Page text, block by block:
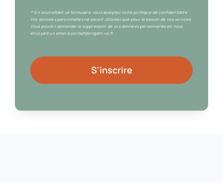
** En soumettant ce formulaire, vous acceptez notre politique de confidentialité.
Vos données personnelles ne seront utilisées que pour le besoin de nos services.
Vous pouvez demander la suppression de vos données personnelles en nous
envoyant un email à contact@origami-co.fr.
S'inscrire